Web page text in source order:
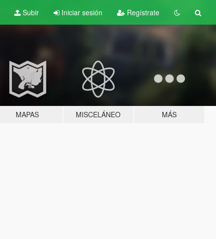
Subir Iniciar sesión Regístrate
MAPAS MISCELÁNEO MÁS